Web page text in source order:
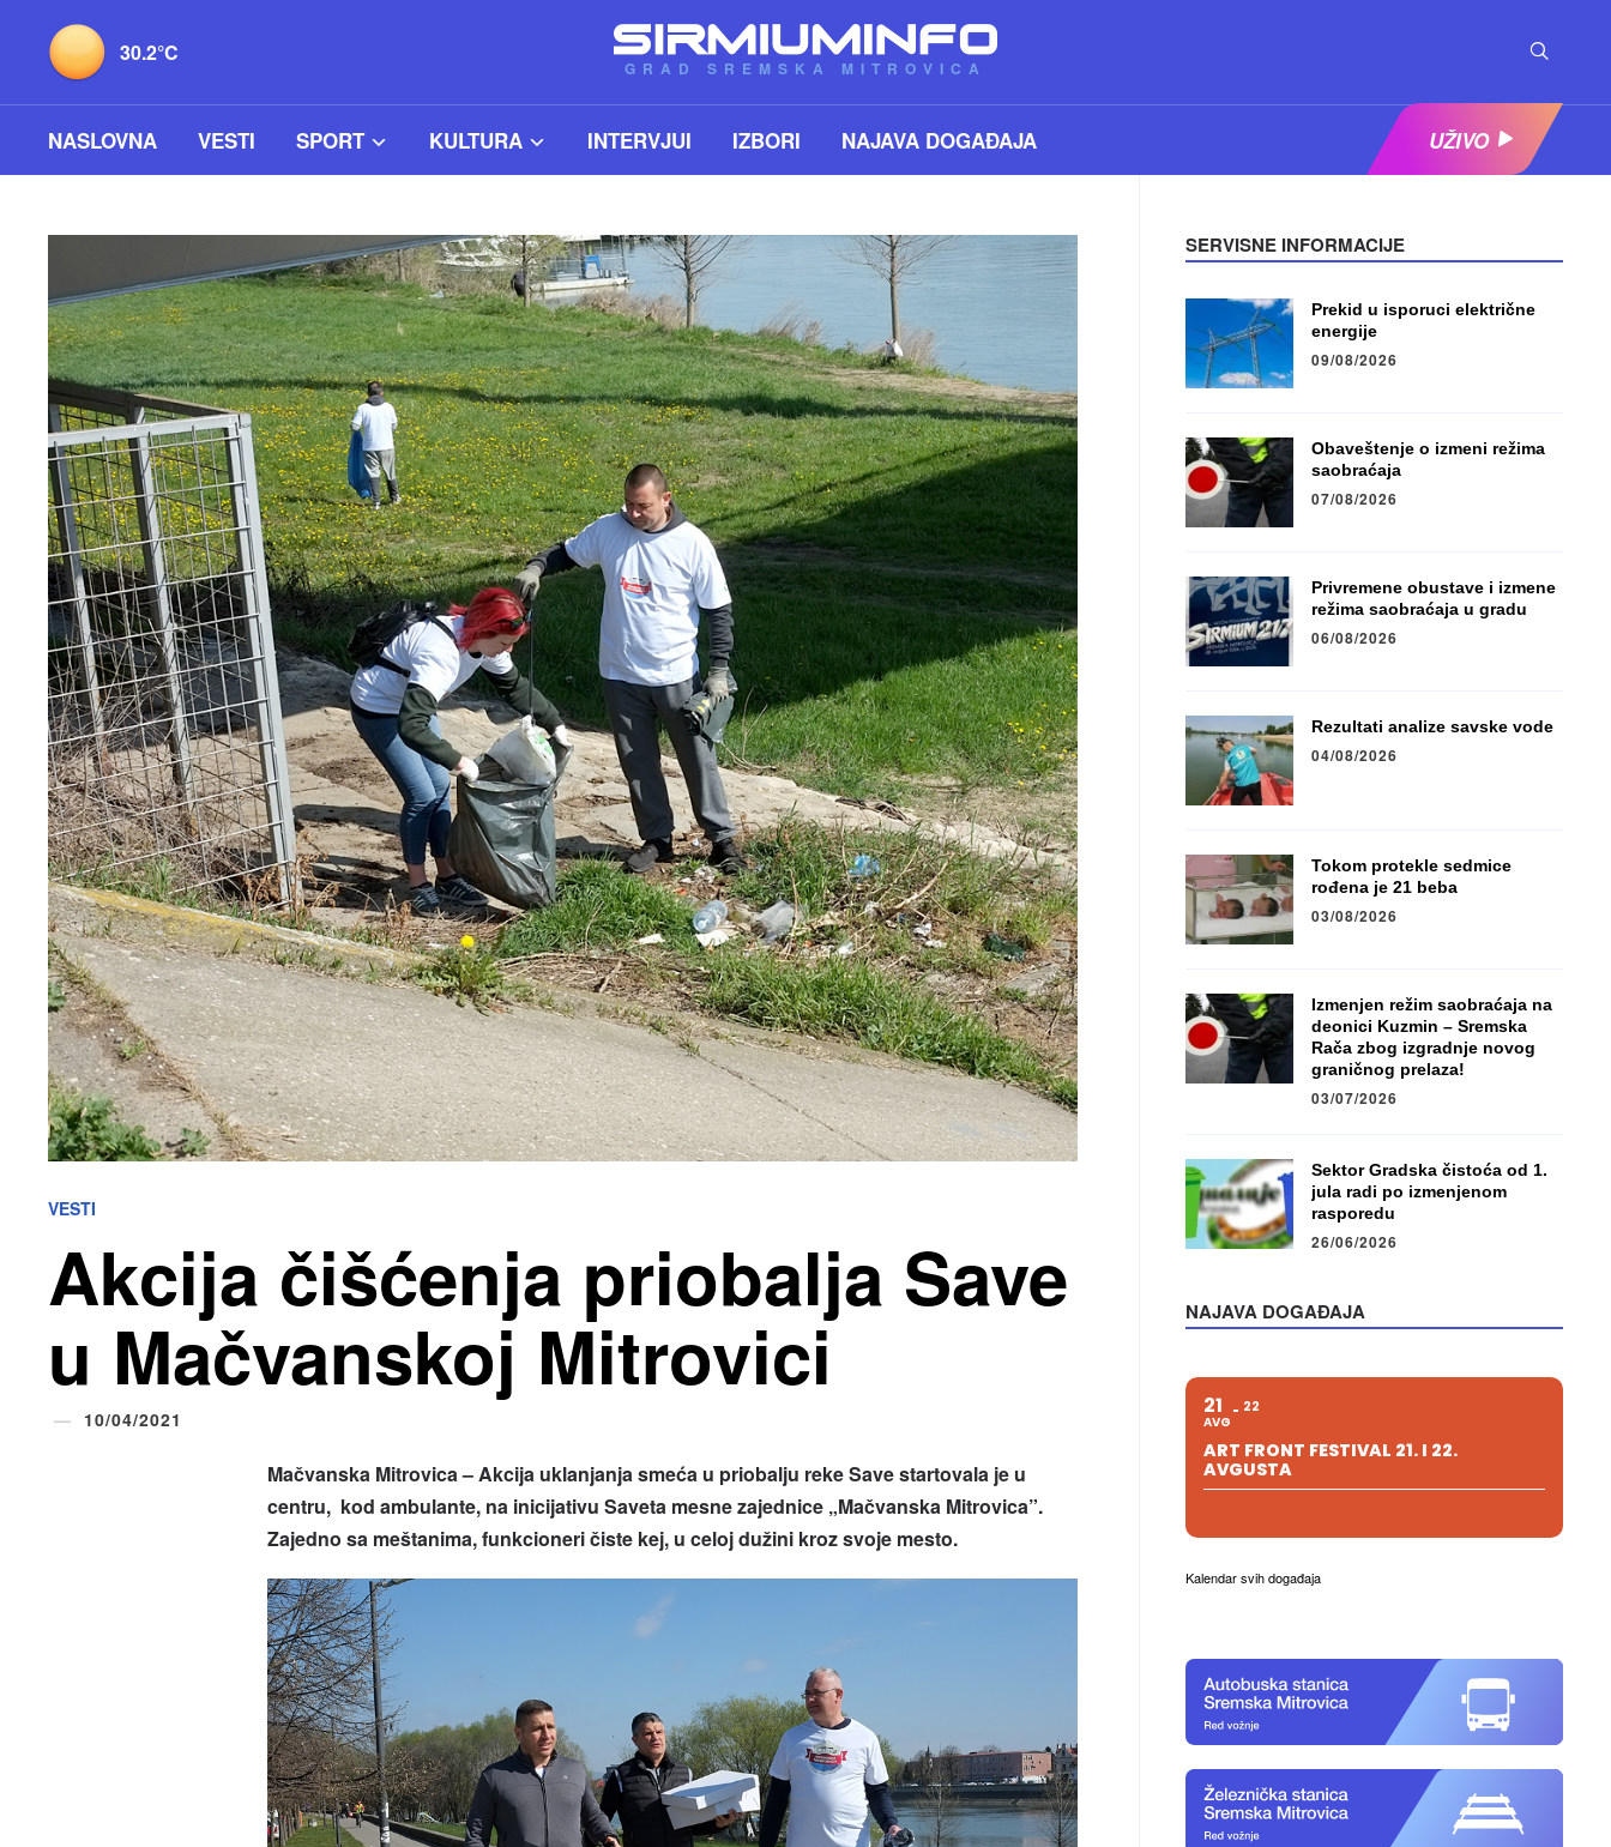
30.2°C
GRAD SREMSKA MITROVICA
NASLOVNA VESTI SPORT KULTURA INTERVJUI IZBORI NAJAVA DOGAĐAJA UŽIVO
VESTI
Akcija čišćenja priobalja Save
u Mačvanskoj Mitrovici
10/04/2021
Mačvanska Mitrovica – Akcija uklanjanja smeća u priobalju reke Save startovala je u
centru, kod ambulante, na inicijativu Saveta mesne zajednice „Mačvanska Mitrovica”.
Zajedno sa meštanima, funkcioneri čiste kej, u celoj dužini kroz svoje mesto.
SERVISNE INFORMACIJE
Prekid u isporuci električne
energije
09/08/2026
Obaveštenje o izmeni režima
saobraćaja
07/08/2026
Privremene obustave i izmene
režima saobraćaja u gradu
06/08/2026
Rezultati analize savske vode
04/08/2026
Tokom protekle sedmice
rođena je 21 beba
03/08/2026
Izmenjen režim saobraćaja na
deonici Kuzmin – Sremska
Rača zbog izgradnje novog
graničnog prelaza!
03/07/2026
Sektor Gradska čistoća od 1.
jula radi po izmenjenom
rasporedu
26/06/2026
NAJAVA DOGAĐAJA
21
AVG
22
ART FRONT FESTIVAL 21. I 22.
AVGUSTA
Kalendar svih događaja